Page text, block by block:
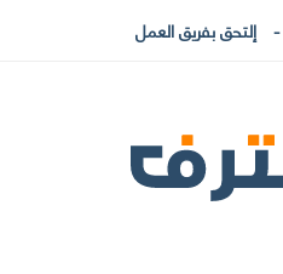
إلتحق بفريق العمل